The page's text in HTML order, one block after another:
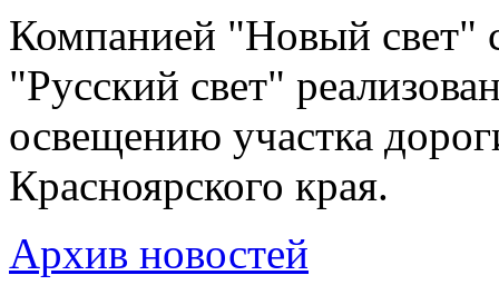
Компанией "Новый свет"
"Русский свет"
освещению участка
Красноярского края.
Архив новостей